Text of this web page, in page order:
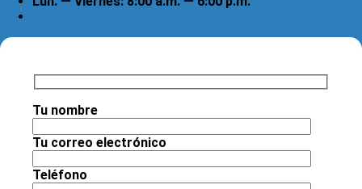
Tu nombre
Tu correo electrónico
Teléfono